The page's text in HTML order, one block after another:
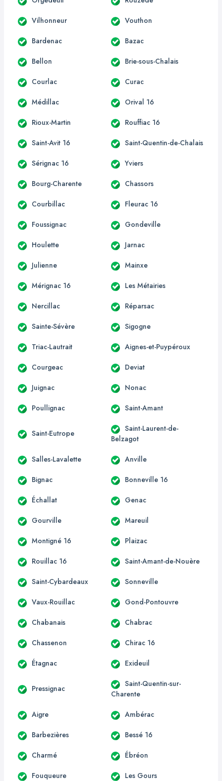
Vilhonneur Vouthon
Bardenac Bazac
Bellon Brie-sous-Chalais
Courlac Curac
Médillac Orival 16
Rioux-Martin Rouffiac 16
Saint-Avit 16 Saint-Quentin-de-Chalais
Sérignac 16 Yviers
Bourg-Charente Chassors
Courbillac Fleurac 16
Foussignac Gondeville
Houlette Jarnac
Julienne Mainxe
Mérignac 16 Les Métairies
Nercillac Réparsac
Sainte-Sévère Sigogne
Triac-Lautrait Aignes-et-Puypéroux
Courgeac Deviat
Juignac Nonac
Poullignac Saint-Amant
Saint-Eutrope
Saint-Laurent-de-
Belzagot
Salles-Lavalette Anville
Bignac Bonneville 16
Échallat Genac
Gourville Mareuil
Montigné 16 Plaizac
Rouillac 16 Saint-Amant-de-Nouère
Saint-Cybardeaux Sonneville
Vaux-Rouillac Gond-Pontouvre
Chabanais Chabrac
Chassenon Chirac 16
Étagnac Exideuil
Pressignac
Saint-Quentin-sur-
Charente
Aigre Ambérac
Barbezières Bessé 16
Charmé Ébréon
Fouqueure Les Gours